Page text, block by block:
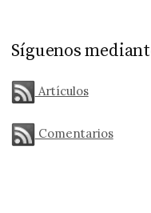
Síguenos
Artículos
Comentarios